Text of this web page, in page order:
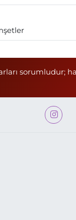
sorumludur;